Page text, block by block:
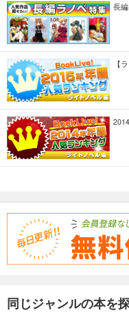
長
【
同じジャンルの本を